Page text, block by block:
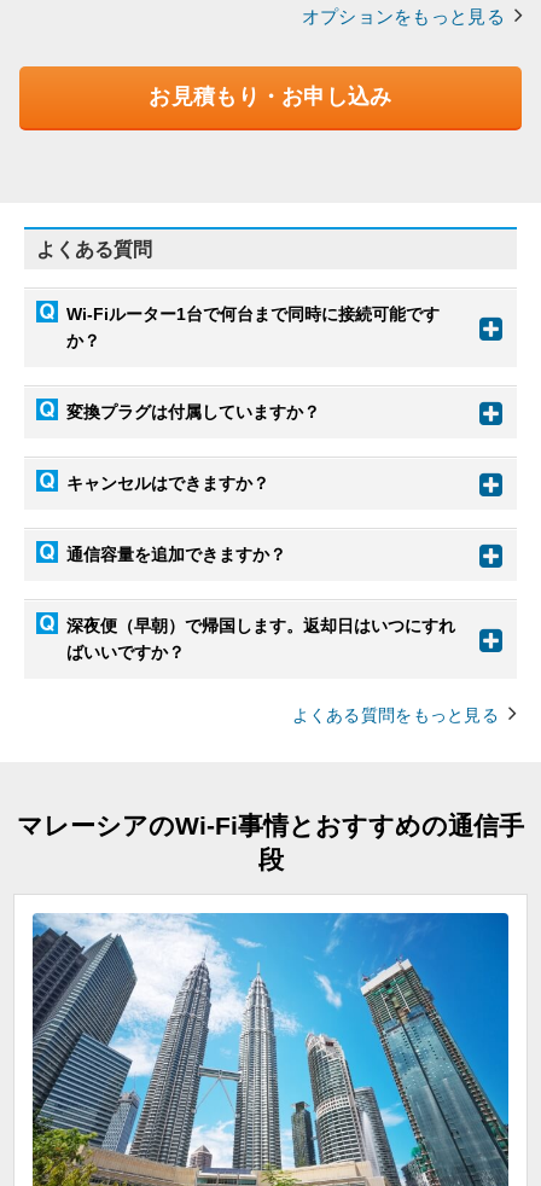
オプションをもっと見る
お見積もり・お申し込み
よくある質問
Wi-Fiルーター1台で何台まで同時に接続可能です
か？
変換プラグは付属していますか？
キャンセルはできますか？
通信容量を追加できますか？
深夜便（早朝）で帰国します。返却日はいつにすれ
ばいいですか？
よくある質問をもっと見る
マレーシアのWi-Fi事情とおすすめの通信手
段